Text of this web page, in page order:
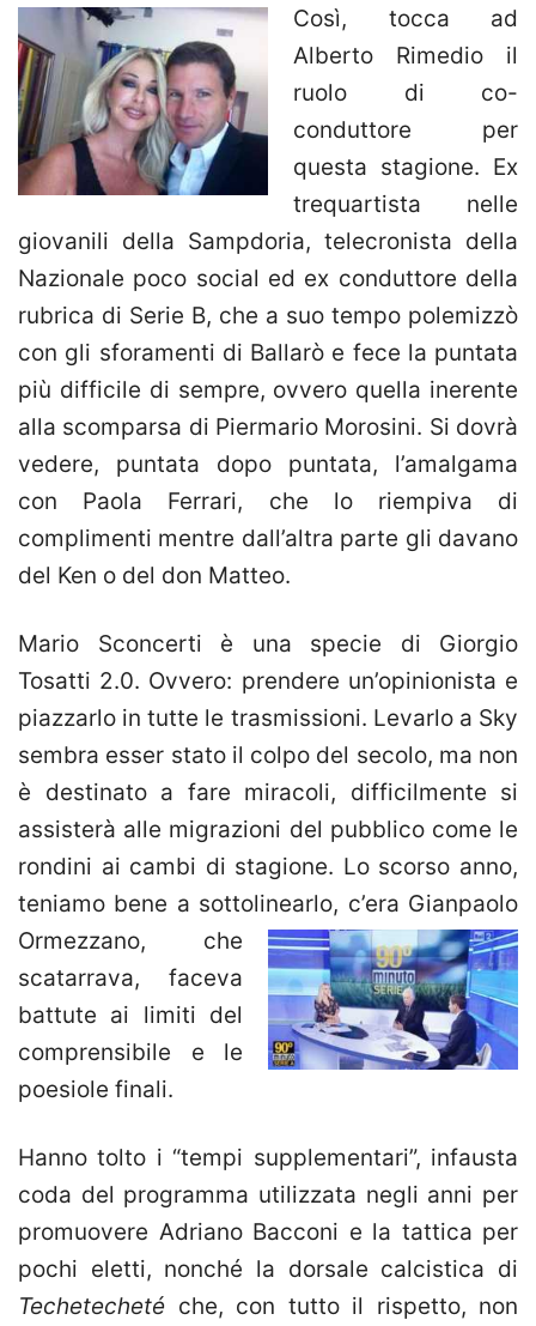
Così, tocca ad
Alberto Rimedio il
ruolo di co-
conduttore per
questa stagione. Ex
trequartista nelle
giovanili della Sampdoria, telecronista della
Nazionale poco social ed ex conduttore della
rubrica di Serie B, che a suo tempo polemizzò
con gli sforamenti di Ballarò e fece la puntata
più difficile di sempre, ovvero quella inerente
alla scomparsa di Piermario Morosini. Si dovrà
vedere, puntata dopo puntata, l’amalgama
con Paola Ferrari, che lo riempiva di
complimenti mentre dall’altra parte gli davano
del Ken o del don Matteo.
Mario Sconcerti è una specie di Giorgio
Tosatti 2.0. Ovvero: prendere un’opinionista e
piazzarlo in tutte le trasmissioni. Levarlo a Sky
sembra esser stato il colpo del secolo, ma non
è destinato a fare miracoli, difficilmente si
assisterà alle migrazioni del pubblico come le
rondini ai cambi di stagione. Lo scorso anno,
teniamo bene a sottolinearlo, c’era Gianpaolo
Ormezzano, che
scatarrava, faceva
battute ai limiti del
comprensibile e le
poesiole finali.
Hanno tolto i “tempi supplementari”, infausta
coda del programma utilizzata negli anni per
promuovere Adriano Bacconi e la tattica per
pochi eletti, nonché la dorsale calcistica di
Techetecheté che, con tutto il rispetto, non